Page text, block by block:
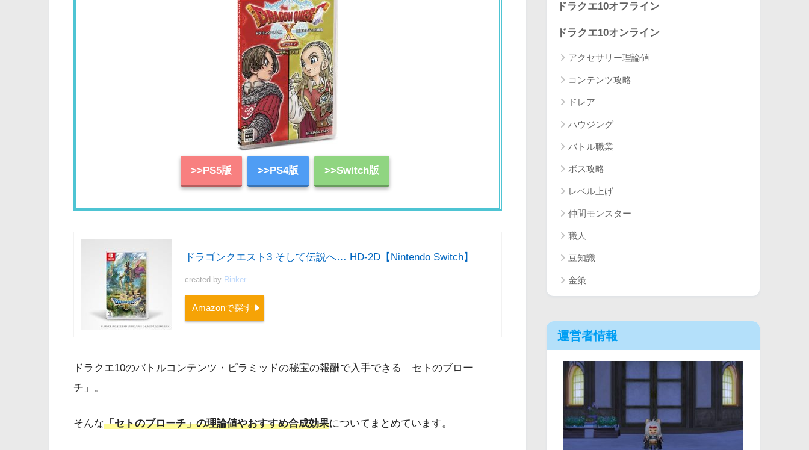
>>PS5版 >>PS4版 >>Switch版
ドラゴンクエスト3 そして伝説へ… HD-2D【Nintendo Switch】
created by Rinker
Amazonで探す
ドラクエ10のバトルコンテンツ・ピラミッドの秘宝の報酬で入手できる「セトのブロー
チ」。
そんな「セトのブローチ」の理論値やおすすめ合成効果についてまとめています。
ドラクエ10オフライン
ドラクエ10オンライン
アクセサリー理論値
コンテンツ攻略
ドレア
ハウジング
バトル職業
ボス攻略
レベル上げ
仲間モンスター
職人
豆知識
金策
運営者情報